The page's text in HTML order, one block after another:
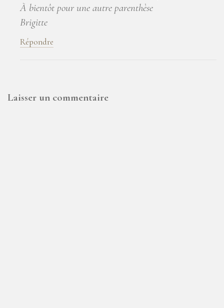
À bientôt pour une autre parenthèse
Brigitte
Répondre
Laisser un commentaire